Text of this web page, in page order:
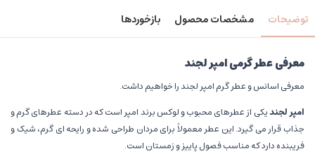
توضیحات مشخصات محصول بازخوردها
معرفی عطر گرمی امپر لجند
معرفی اسانس و عطر گرم امپر لجند را خواهیم داشت.
امپر لجندیکی از عطرهای محبوب و لوکس برند امپر است که در دسته عطرهای گرم و
جذاب قرار می گیرد. این عطر معمولاً برای مردان طراحی شده و رایحه ای گرم، شیک و
فریبنده دارد که مناسب فصول پاییز و زمستان است.